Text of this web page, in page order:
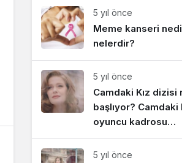
5 yıl önce
Meme kanseri
nelerdir?
5 yıl önce
Camdaki Kız dizisi
başlıyor? Camdaki
oyuncu kadrosu…
5 yıl önce